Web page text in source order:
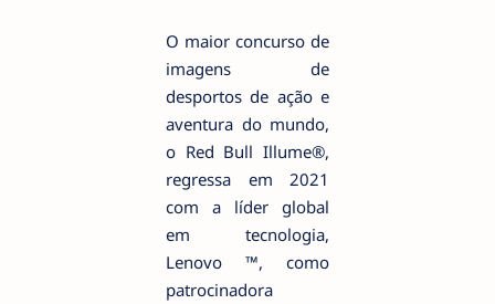
O maior concurso de
imagens de
desportos de ação e
aventura do mundo,
o Red Bull Illume®,
regressa em 2021
com a líder global
em tecnologia,
Lenovo ™, como
patrocinadora